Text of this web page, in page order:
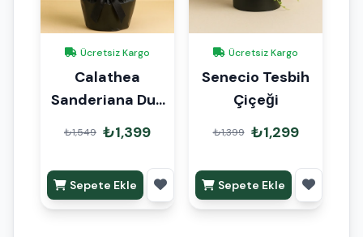
Ücretsiz Kargo
Calathea
Sanderiana Dua
Çiçeği Hediye
Paketli
₺1,549 ₺1,399
Sepete Ekle
Ücretsiz Kargo
Senecio Tesbih
Çiçeği
₺1,399 ₺1,299
Sepete Ekle